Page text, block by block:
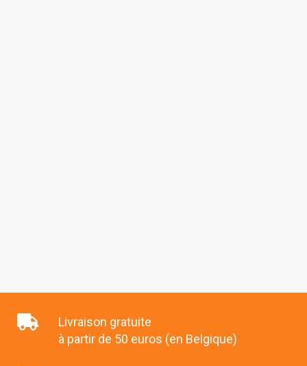
Livraison gratuite
à partir de 50 euros (en Belgique)